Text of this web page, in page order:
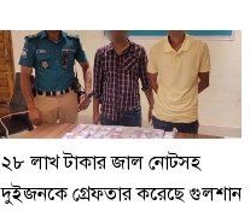
২৮ লাখ টাকার জাল নোটসহ
দুইজনকে গ্রেফতার করেছে গুলশান